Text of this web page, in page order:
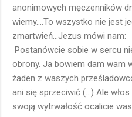
anonimowych męczenników
wiemy....To wszystko nie jest
zmartwień...Jezus mówi nam:
Postanówcie sobie w sercu
obrony. Ja bowiem dam wam
żaden z waszych
ani się sprzeciwić (...) Ale
swoją wytrwałość ocalicie